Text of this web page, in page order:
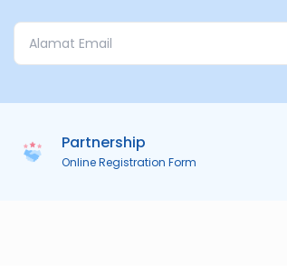
Partnership
Online Registration Form